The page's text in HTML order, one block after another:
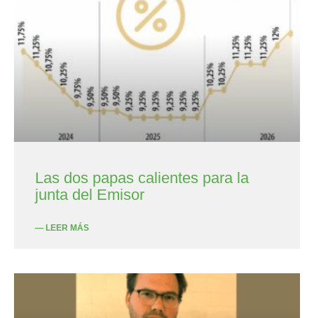
Las dos papas calientes para la
junta del Emisor
— LEER MÁS